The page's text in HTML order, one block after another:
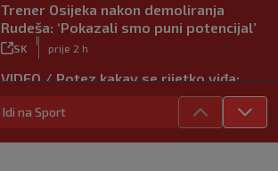
Trener Osijeka nakon demoliranja
Rudeša: ‘Pokazali smo puni potencijal’
SK prije 2 h
VIDEO / Potez kakav se rijetko viđa:
Kada pomoć nije stigla, na rukama je
iznio suigrača u bolovima
Idi na Sport